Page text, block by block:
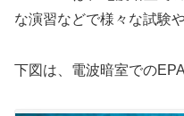
な演習などで様々な試験
下図は、電波暗室での